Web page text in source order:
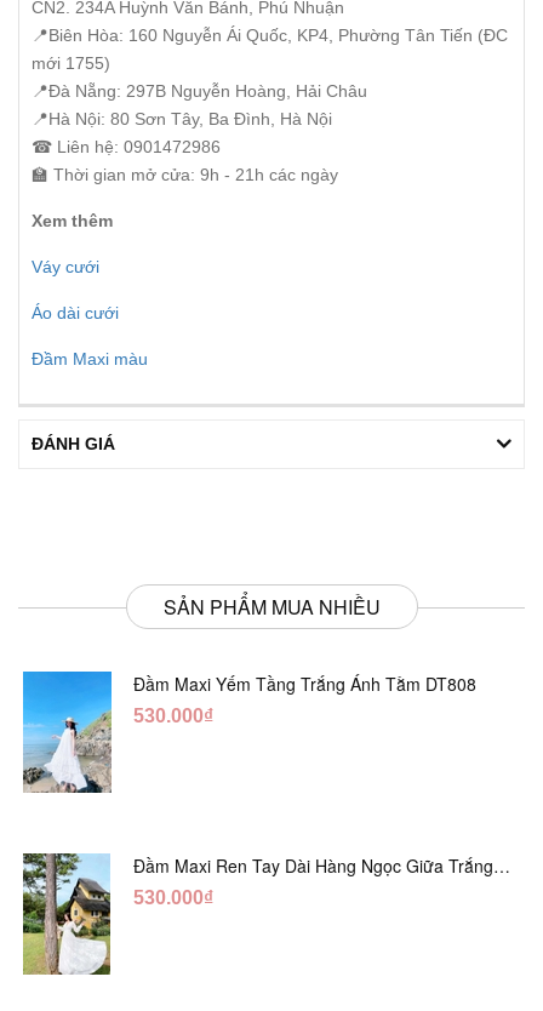
CN2. 234A Huỳnh Văn Bánh, Phú Nhuận
📍Biên Hòa: 160 Nguyễn Ái Quốc, KP4, Phường Tân Tiến (ĐC
mới 1755)
📍Đà Nẵng: 297B Nguyễn Hoàng, Hải Châu
📍Hà Nội: 80 Sơn Tây, Ba Đình, Hà Nội
☎ Liên hệ: 0901472986
🏫 Thời gian mở cửa: 9h - 21h các ngày
Xem thêm
Váy cưới
Áo dài cưới
Đầm Maxi màu
ĐÁNH GIÁ
SẢN PHẨM MUA NHIỀU
Đầm Maxi Yếm Tầng Trắng Ánh Tằm DT808
530.000₫
Đầm Maxi Ren Tay Dài Hàng Ngọc Giữa Trắng
DT730
530.000₫